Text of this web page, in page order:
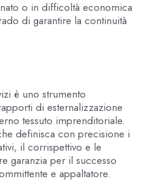
o in difficoltà economica
di garantire la continuità
è uno strumento
di esternalizzazione
tessuto imprenditoriale.
definisca con precisione i
il corrispettivo e le
garanzia per il successo
e appaltatore.